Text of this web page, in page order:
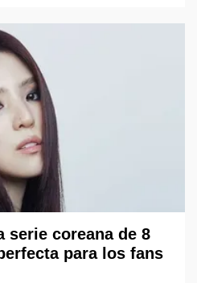
serie coreana de 8
para los fans